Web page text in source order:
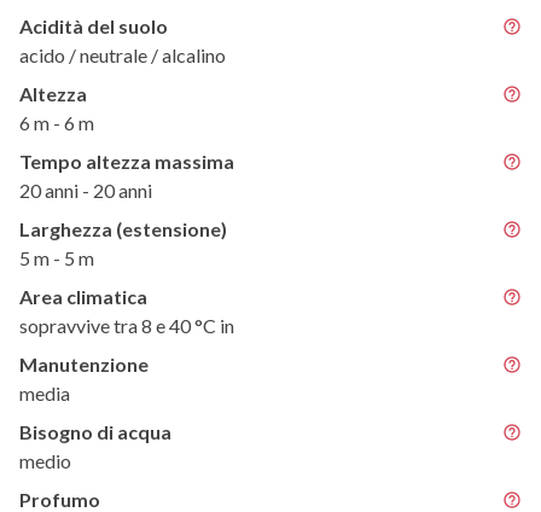
Acidità del suolo
acido / neutrale / alcalino
Altezza
6 m - 6 m
Tempo altezza massima
20 anni - 20 anni
Larghezza (estensione)
5 m - 5 m
Area climatica
sopravvive tra 8 e 40 °C in
Manutenzione
media
Bisogno di acqua
medio
Profumo